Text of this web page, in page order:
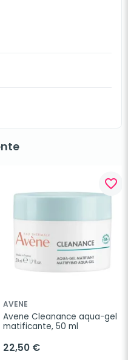
favorite_border
AVENE
Avene Cleanance aqua-gel
matificante, 50 ml
22,50 €